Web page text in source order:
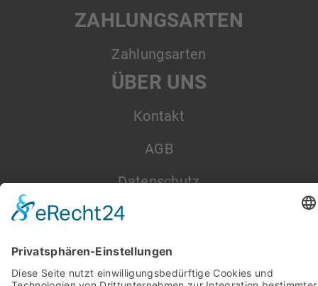
ZAHLUNGSARTEN
Zahlungsarten
ÜBER UNS
Kontakt
AGB
Datenschutz
Impressum